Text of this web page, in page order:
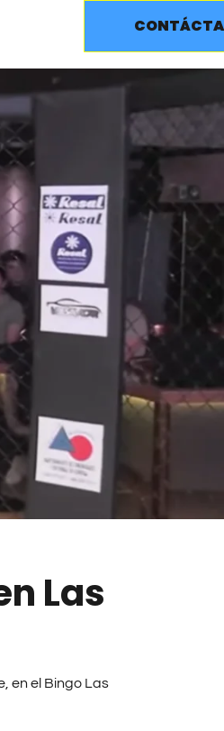
Las
en el Bingo Las